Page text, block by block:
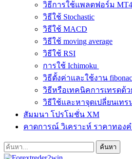
วิธีการใช้แพลตฟอร์ม
วิธีใช้ Stochastic
วิธีใช้ MACD
วิธีใช้ moving average
วิธีใช้ RSI
การใช้ Ichimoku
วิธีตั้งค่าและใช้งาน
วิธีหรือเทคนิคการเทรดด้ว
วิธีใช้และหาจุดเปลี่ยนเทร
สัมมนา โปรโมชั่น XM
คาดการณ์ วิเคราะห์ ราคาทอง